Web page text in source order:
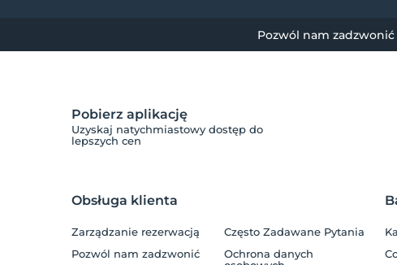
Pozwól nam zadzwonić
Pobierz aplikację
Uzyskaj natychmiastowy dostęp do
lepszych cen
Obsługa klienta
Zarządzanie rezerwacją
Pozwól nam zadzwonić
Często Zadawane Pytania
Ochrona danych